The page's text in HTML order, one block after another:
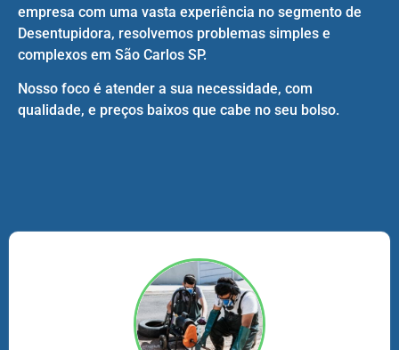
empresa com uma vasta experiência no segmento de
Desentupidora, resolvemos problemas simples e
complexos em São Carlos SP.
Nosso foco é atender a sua necessidade, com
qualidade, e preços baixos que cabe no seu bolso.